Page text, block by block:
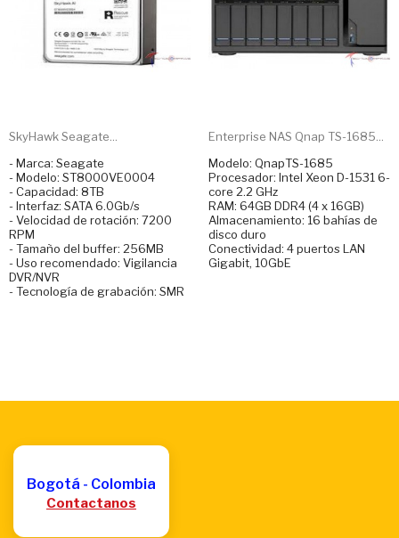
SkyHawk Seagate...
- Marca: Seagate
- Modelo: ST8000VE0004
- Capacidad: 8TB
- Interfaz: SATA 6.0Gb/s
- Velocidad de rotación: 7200
RPM
- Tamaño del buffer: 256MB
- Uso recomendado: Vigilancia
DVR/NVR
- Tecnología de grabación: SMR
Enterprise NAS Qnap TS-1685...
Modelo: QnapTS-1685
Procesador: Intel Xeon D-1531 6-
core 2.2 GHz
RAM: 64GB DDR4 (4 x 16GB)
Almacenamiento: 16 bahías de
disco duro
Conectividad: 4 puertos LAN
Gigabit, 10GbE
Bogotá - Colombia
Contactanos